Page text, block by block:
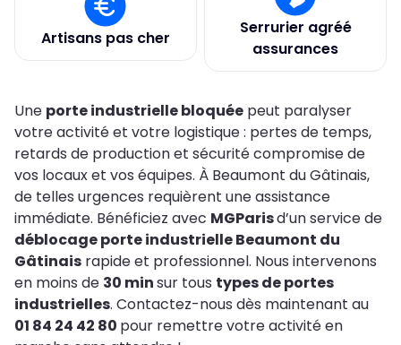
Artisans pas cher
Serrurier agréé
assurances
Une porte industrielle bloquée peut paralyser
votre activité et votre logistique : pertes de temps,
retards de production et sécurité compromise de
vos locaux et vos équipes. À Beaumont du Gâtinais,
de telles urgences requièrent une assistance
immédiate. Bénéficiez avec MGParisd’un service de
déblocage porte industrielle Beaumont du
Gâtinais rapide et professionnel. Nous intervenons
en moins de 30 minsur tous types de portes
industrielles. Contactez-nous dès maintenant au
01 84 24 42 80 pour remettre votre activité en